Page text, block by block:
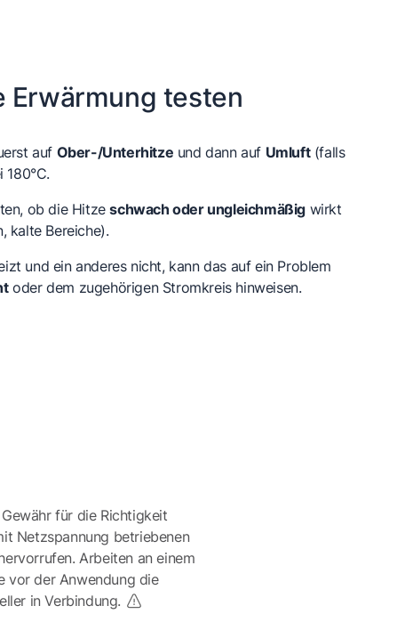
Erwärmung testen
auf Ober-/Unterhitze und dann auf Umluft(falls
180°C.
ob die Hitzeschwach oder ungleichmäßig wirkt
kalte Bereiche).
und ein anderes nicht, kann das auf ein Problem
oder dem zugehörigen Stromkreis hinweisen.
für die Richtigkeit
Netzspannung betriebenen
Arbeiten an einem
vor der Anwendung die
in Verbindung.